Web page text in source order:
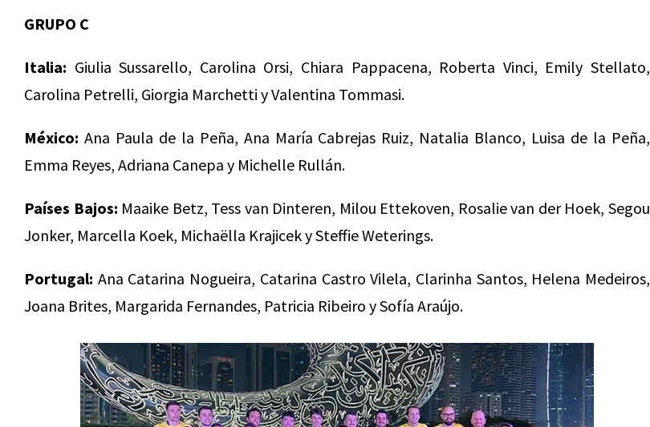
GRUPO C
Italia: Giulia Sussarello, Carolina Orsi, Chiara Pappacena, Roberta Vinci, Emily Stellato,
Carolina Petrelli, Giorgia Marchetti y Valentina Tommasi.
México: Ana Paula de la Peña, Ana María Cabrejas Ruiz, Natalia Blanco, Luisa de la Peña,
Emma Reyes, Adriana Canepa y Michelle Rullán.
Países Bajos: Maaike Betz, Tess van Dinteren, Milou Ettekoven, Rosalie van der Hoek, Segou
Jonker, Marcella Koek, Michaëlla Krajicek y Steffie Weterings.
Portugal: Ana Catarina Nogueira, Catarina Castro Vilela, Clarinha Santos, Helena Medeiros,
Joana Brites, Margarida Fernandes, Patricia Ribeiro y Sofía Araújo.